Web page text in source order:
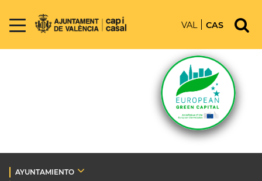
VAL CAS
AYUNTAMIENTO